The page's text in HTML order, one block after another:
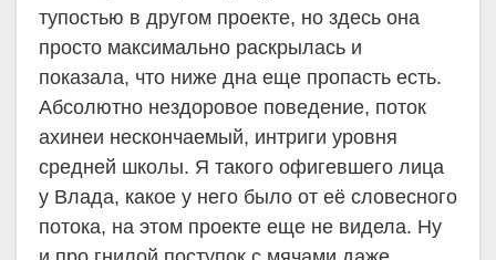
тупостью в другом проекте, но здесь она
просто максимально раскрылась и
показала, что ниже дна еще пропасть есть.
Абсолютно нездоровое поведение, поток
ахинеи нескончаемый, интриги уровня
средней школы. Я такого офигевшего лица
у Влада, какое у него было от её словесного
потока, на этом проекте еще не видела. Ну